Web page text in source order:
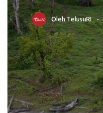
OlehTelusuRI